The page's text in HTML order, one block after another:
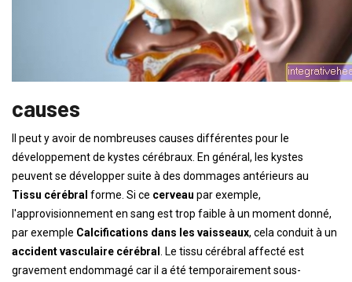
causes
Il peut y avoir de nombreuses causes différentes pour le
développement de kystes cérébraux. En général, les kystes
peuvent se développer suite à des dommages antérieurs au
Tissu cérébral forme. Si ce cerveau par exemple,
l'approvisionnement en sang est trop faible à un moment donné,
par exemple Calcifications dans les vaisseaux, cela conduit à un
accident vasculaire cérébral
. Le tissu cérébral affecté est
gravement endommagé car il a été temporairement sous-